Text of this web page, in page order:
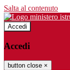
Salta al contenuto
Accedi
Accedi
button close ×